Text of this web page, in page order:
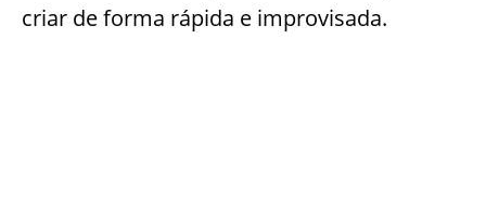
criar de forma rápida e improvisada.